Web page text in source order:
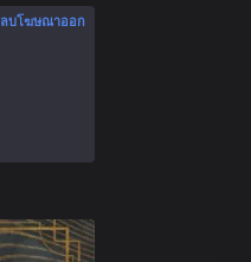
ลบโฆษณาออก